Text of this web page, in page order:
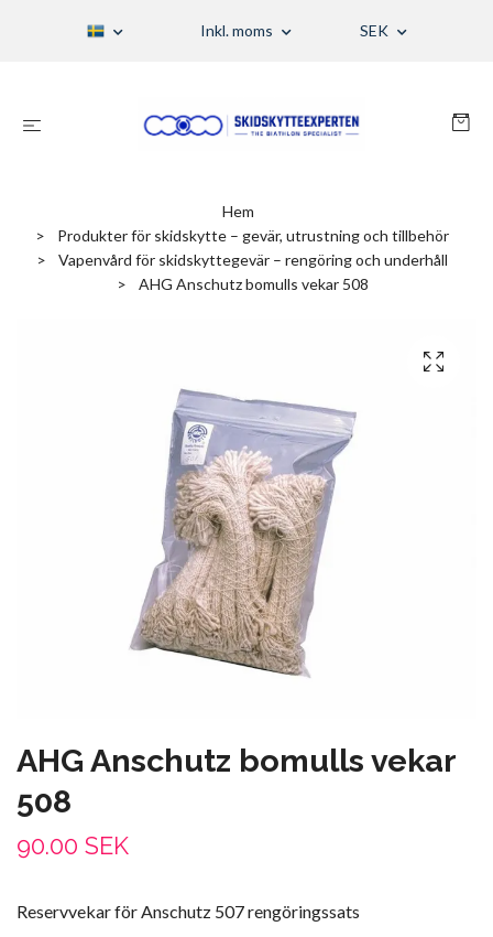
Inkl. moms SEK
Hem
Produkter för skidskytte – gevär, utrustning och tillbehör
Vapenvård för skidskyttegevär – rengöring och underhåll
AHG Anschutz bomulls vekar 508
AHG Anschutz bomulls vekar
508
90.00 SEK
Reservvekar för Anschutz 507 rengöringssats